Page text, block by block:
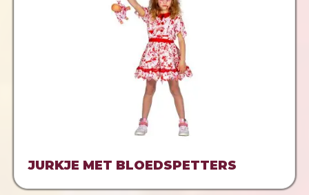
JURKJE MET BLOEDSPETTERS